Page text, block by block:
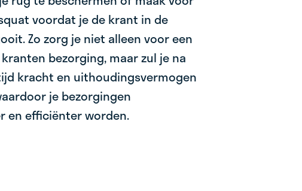
voordat je de krant in de
Zo zorg je niet alleen voor een
bezorging, maar zul je na
kracht en uithoudingsvermogen
je bezorgingen
en efficiënter worden.